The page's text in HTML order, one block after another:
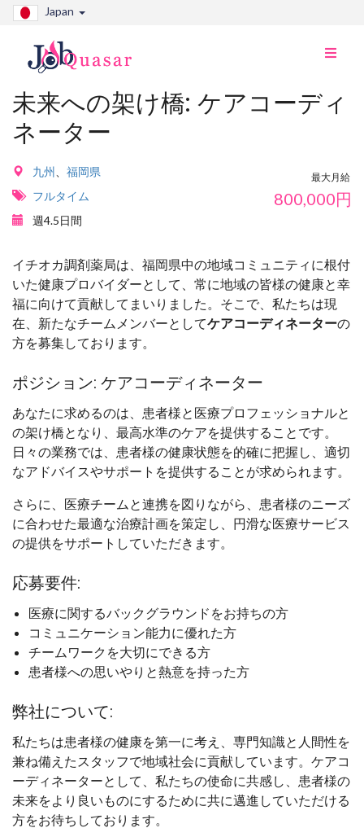
Japan
ナ
り
未来への架け橋: ケアコーディ
ネーター
九州
福岡県
フルタイム
週4.5日間
最大月給
800,000円
イチオカ調剤薬局は、福岡県中の地域コミュニティに根付
いた健康プロバイダーとして、常に地域の皆様の健康と幸
福に向けて貢献してまいりました。そこで、私たちは現
在、新たなチームメンバーとしてケアコーディネーターの
方を募集しております。
ポジション: ケアコーディネーター
あなたに求めるのは、患者様と医療プロフェッショナルと
の架け橋となり、最高水準のケアを提供することです。
日々の業務では、患者様の健康状態を的確に把握し、適切
なアドバイスやサポートを提供することが求められます。
さらに、医療チームと連携を図りながら、患者様のニーズ
に合わせた最適な治療計画を策定し、円滑な医療サービス
の提供をサポートしていただきます。
応募要件:
医療に関するバックグラウンドをお持ちの方
コミュニケーション能力に優れた方
チームワークを大切にできる方
患者様への思いやりと熱意を持った方
弊社について:
私たちは患者様の健康を第一に考え、専門知識と人間性を
兼ね備えたスタッフで地域社会に貢献しています。ケアコ
ーディネーターとして、私たちの使命に共感し、患者様の
未来をより良いものにするために共に邁進していただける
方をお待ちしております。